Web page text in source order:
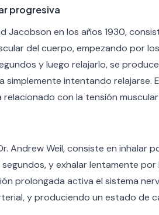
progresiva
Jacobson en los años 1930,
del cuerpo, empezando por
y luego relajarlo, se
simplemente intentando relajarse.
con la tensión
Andrew Weil, consiste en inhalar
y exhalar lentamente
prolongada activa el sistema
y produciendo un estado de